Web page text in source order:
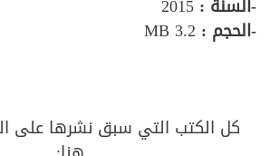
-السنة :
-الحجم :
كل الكتب التي سبق نشرها على